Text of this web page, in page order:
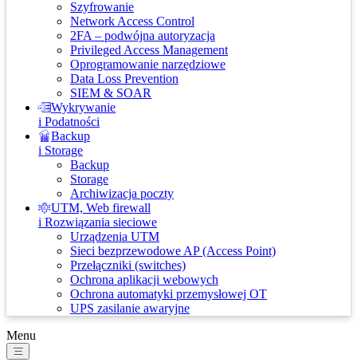
Szyfrowanie
Network Access Control
2FA – podwójna autoryzacja
Privileged Access Management
Oprogramowanie narzędziowe
Data Loss Prevention
SIEM & SOAR
Wykrywanie
i Podatności
Backup
i Storage
Backup
Storage
Archiwizacja poczty
UTM, Web firewall
i Rozwiązania sieciowe
Urządzenia UTM
Sieci bezprzewodowe AP (Access Point)
Przełączniki (switches)
Ochrona aplikacji webowych
Ochrona automatyki przemysłowej OT
UPS zasilanie awaryjne
Menu